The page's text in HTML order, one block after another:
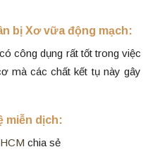
bị Xơ vữa động mạch:
công dụng rất tốt trong việc
mà các chất kết tụ này gây
miễn dịch:
chia sẻ